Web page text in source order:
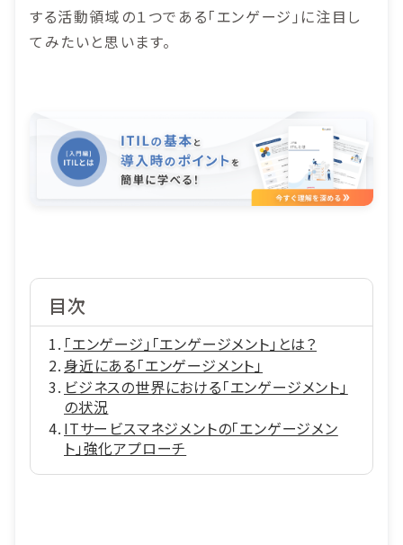
する活動領域の１つである「エンゲージ」に注目し
てみたいと思います。
目次
「エンゲージ」「エンゲージメント」とは？
身近にある「エンゲージメント」
ビジネスの世界における「エンゲージメント」
の状況
ITサービスマネジメントの「エンゲージメン
ト」強化アプローチ